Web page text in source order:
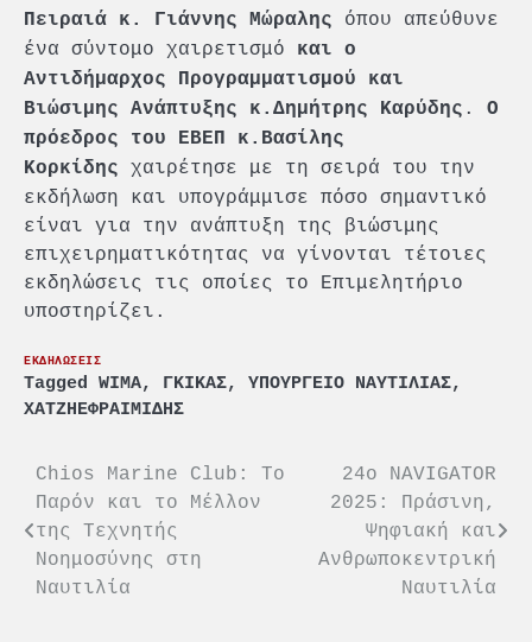
Πειραιά κ. Γιάννης Μώραλης όπου απεύθυνε
ένα σύντομο χαιρετισμό και ο
Αντιδήμαρχος Προγραμματισμού και
Βιώσιμης Ανάπτυξης κ.Δημήτρης Καρύδης . Ο
πρόεδρος του ΕΒΕΠ κ.Βασίλης
Κορκίδης χαιρέτησε με τη σειρά του την
εκδήλωση και υπογράμμισε πόσο σημαντικό
είναι για την ανάπτυξη της βιώσιμης
επιχειρηματικότητας να γίνονται τέτοιες
εκδηλώσεις τις οποίες το Επιμελητήριο
υποστηρίζει.
ΕΚΔΗΛΩΣΕΙΣ
Tagged WIMA, ΓΚΙΚΑΣ, ΥΠΟΥΡΓΕΙΟ ΝΑΥΤΙΛΙΑΣ,
ΧΑΤΖΗΕΦΡΑΙΜΙΔΗΣ
Πλοήγηση
άρθρων
Chios Marine Club: Το
Παρόν και το Μέλλον
της Τεχνητής
Νοημοσύνης στη
Ναυτιλία
24ο NAVIGATOR
2025: Πράσινη,
Ψηφιακή και
Ανθρωποκεντρική
Ναυτιλία